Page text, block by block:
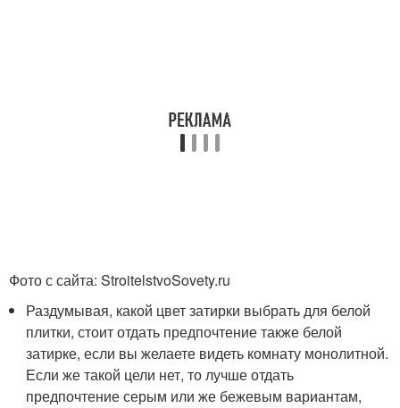
Фото с сайта: StroitelstvoSovety.ru
Раздумывая, какой цвет затирки выбрать для белой
плитки, стоит отдать предпочтение также белой
затирке, если вы желаете видеть комнату монолитной.
Если же такой цели нет, то лучше отдать
предпочтение серым или же бежевым вариантам,